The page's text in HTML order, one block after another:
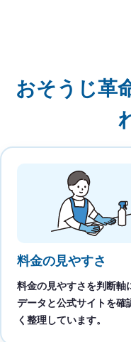
おそうじ革
料金の見やすさ
料金の見やすさを判断軸
データと公式サイトを確
く整理しています。